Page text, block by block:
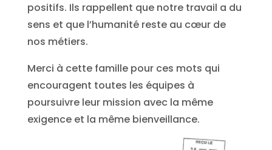
positifs. Ils rappellent que notre travail a du
sens et que l’humanité reste au cœur de
nos métiers.
Merci à cette famille pour ces mots qui
encouragent toutes les équipes à
poursuivre leur mission avec la même
exigence et la même bienveillance.